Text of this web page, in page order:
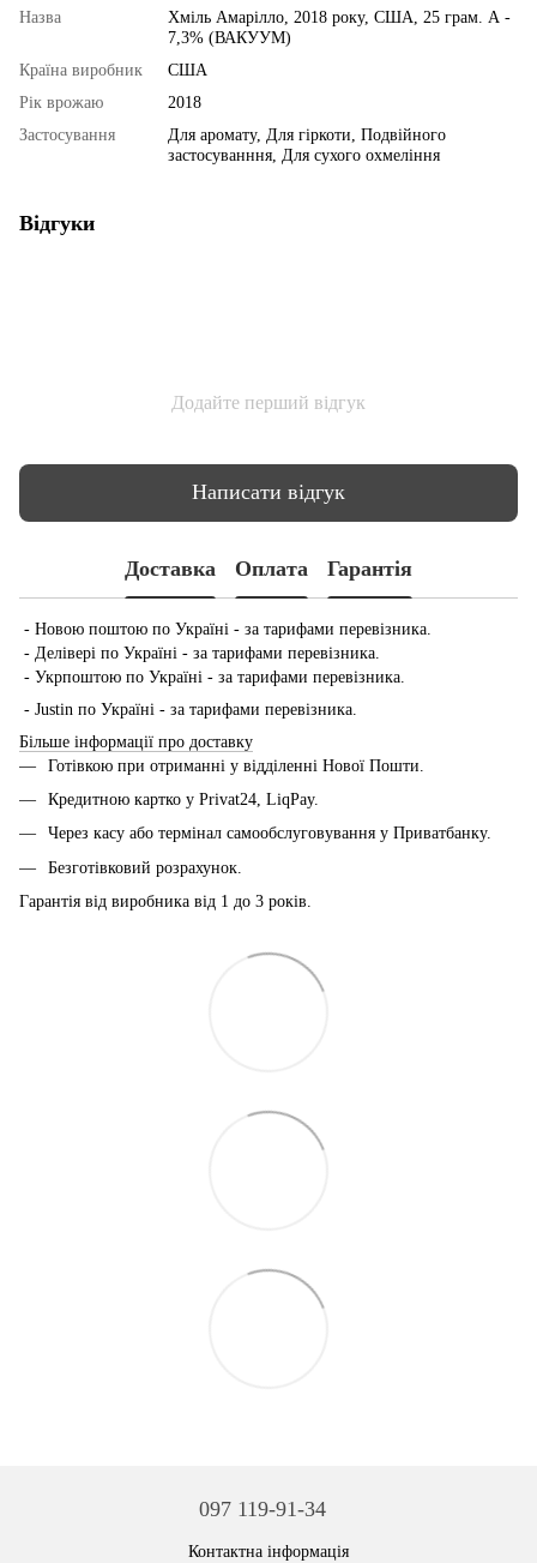
Назва
Хміль Амарілло, 2018 року, США, 25 грам. А -
7,3% (ВАКУУМ)
Країна виробник
США
Рік врожаю
2018
Застосування
Для аромату, Для гіркоти, Подвійного
застосуванння, Для сухого охмеління
Відгуки
Додайте перший відгук
Написати відгук
Доставка Оплата Гарантія
- Новою поштою по Україні - за тарифами перевізника.
- Делівері по Україні - за тарифами перевізника.
- Укрпоштою по Україні - за тарифами перевізника.
- Justin по Україні - за тарифами перевізника.
Більше інформації про доставку
Готівкою при отриманні у відділенні Нової Пошти.
Кредитною картко у Privat24, LiqPay.
Через касу або термінал самообслуговування у Приватбанку.
Безготівковий розрахунок.
Гарантія від виробника від 1 до 3 років.
097 119-91-34
Контактна інформація